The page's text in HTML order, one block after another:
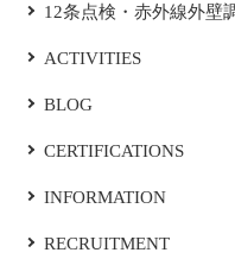
12条点検・赤外線外壁
ACTIVITIES
BLOG
CERTIFICATIONS
INFORMATION
RECRUITMENT